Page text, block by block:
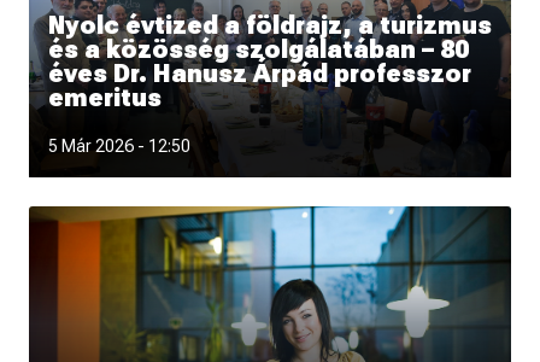
Nyolc évtized a földrajz, a turizmus
és a közösség szolgálatában – 80
éves Dr. Hanusz Árpád professzor
emeritus
5 Már 2026 - 12:50